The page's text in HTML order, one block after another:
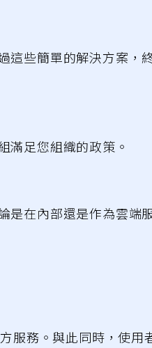
些簡單的解決方案，
滿足您組織的政策。
是在內部還是作為雲端
務。與此同時，使用